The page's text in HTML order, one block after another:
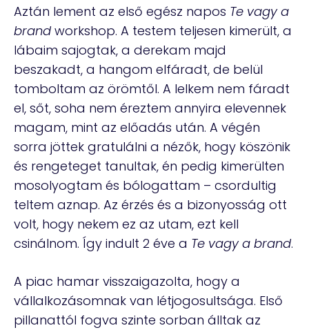
Aztán lement az első egész napos Te vagy a
brand workshop. A testem teljesen kimerült, a
lábaim sajogtak, a derekam majd
beszakadt, a hangom elfáradt, de belül
tomboltam az örömtől. A lelkem nem fáradt
el, sőt, soha nem éreztem annyira elevennek
magam, mint az előadás után. A végén
sorra jöttek gratulálni a nézők, hogy köszönik
és rengeteget tanultak, én pedig kimerülten
mosolyogtam és bólogattam – csordultig
teltem aznap. Az érzés és a bizonyosság ott
volt, hogy nekem ez az utam, ezt kell
csinálnom. Így indult 2 éve a Te vagy a brand.
A piac hamar visszaigazolta, hogy a
vállalkozásomnak van létjogosultsága. Első
pillanattól fogva szinte sorban álltak az